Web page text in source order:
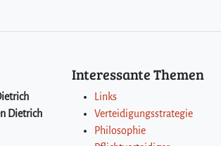
Dietrich
Interessante Themen
Links
Verteidigungsstrategie
Philosophie